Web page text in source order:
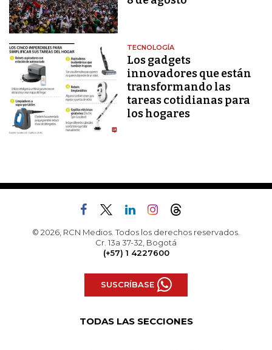
TECNOLOGÍA
Los gadgets
innovadores que están
transformando las
tareas cotidianas para
los hogares
© 2026, RCN Medios. Todos los derechos reservados.
Cr. 13a 37-32, Bogotá
(+57) 1 4227600
SUSCRÍBASE
TODAS LAS SECCIONES